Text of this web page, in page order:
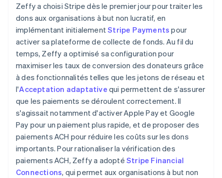
Zeffy a choisi Stripe dès le premier jour pour traiter les
dons aux organisations à but non lucratif, en
implémentant initialementStripe Payments pour
activer sa plateforme de collecte de fonds. Au fil du
temps, Zeffy a optimisé sa configuration pour
maximiser les taux de conversion des donateurs grâce
à des fonctionnalités telles que les jetons de réseau et
l'Acceptation adaptative qui permettent de s'assurer
que les paiements se déroulent correctement. Il
s'agissait notamment d'activer Apple Pay et Google
Pay pour un paiement plus rapide, et de proposer des
paiements ACH pour réduire les coûts sur les dons
importants. Pour rationaliser la vérification des
paiements ACH, Zeffy a adopté Stripe Financial
Connections, qui permet aux organisations à but non